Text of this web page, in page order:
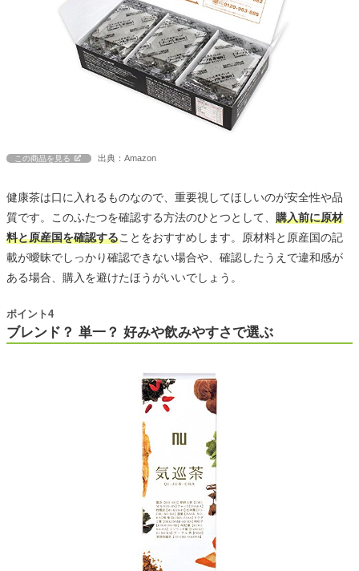
この商品を見る 出典：Amazon
健康茶は口に入れるものなので、重要視してほしいのが安全性や品
質です。このふたつを確認する方法のひとつとして、 購入前に原材
料と原産国を確認することをおすすめします。原材料と原産国の記
載が曖昧でしっかり確認できない場合や、確認したうえで違和感が
ある場合、購入を避けたほうがいいでしょう。
ブレンド？ 単一？ 好みや飲みやすさで選ぶ
ポイント4